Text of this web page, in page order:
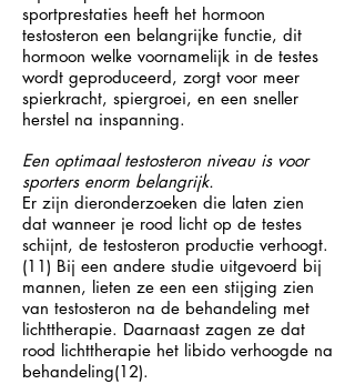
sportprestaties heeft het hormoon
testosteron een belangrijke functie, dit
hormoon welke voornamelijk in de testes
wordt geproduceerd, zorgt voor meer
spierkracht, spiergroei, en een sneller
herstel na inspanning.
Een optimaal testosteron niveau is voor
sporters enorm belangrijk.
Er zijn dieronderzoeken die laten zien
dat wanneer je rood licht op de testes
schijnt, de testosteron productie verhoogt.
(11) Bij een andere studie uitgevoerd bij
mannen, lieten ze een een stijging zien
van testosteron na de behandeling met
lichttherapie. Daarnaast zagen ze dat
rood lichttherapie het libido verhoogde na
behandeling(12).